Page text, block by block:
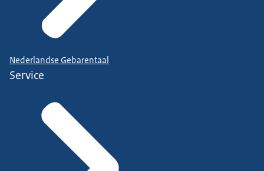
Nederlandse Gebarentaal
Service